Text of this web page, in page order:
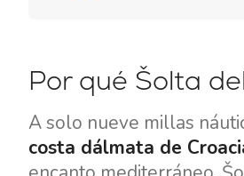
Por qué Šolta
A solo nueve millas
costa dálmata de